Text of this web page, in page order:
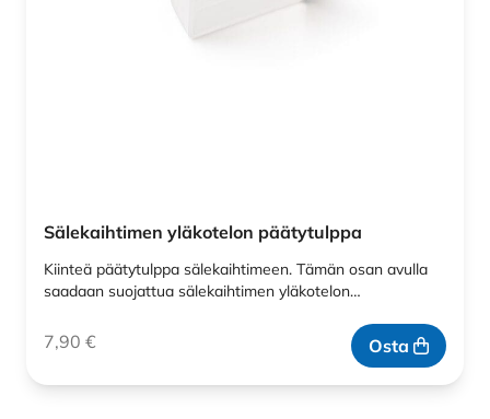
Sälekaihtimen yläkotelon päätytulppa
Kiinteä päätytulppa sälekaihtimeen. Tämän osan avulla
saadaan suojattua sälekaihtimen yläkotelon…
7,90 € Osta